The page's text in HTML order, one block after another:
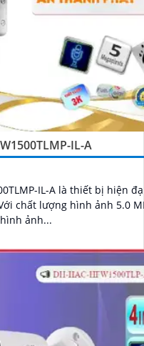
IL-A
IL-A là thiết bị hiện
ảnh...